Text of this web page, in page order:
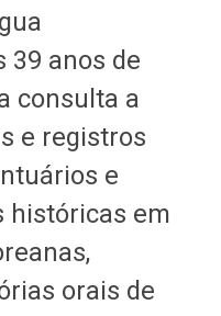
39 anos de
consulta a
e registros
e
históricas em
orais de